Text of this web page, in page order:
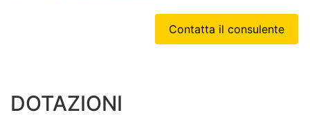
Contatta il consulente
DOTAZIONI